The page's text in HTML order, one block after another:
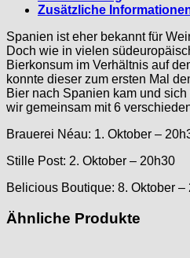
Zusätzliche
Spanien ist eher bekannt für
Doch wie in vielen
Bierkonsum im Verhältnis auf
konnte dieser zum ersten Mal
Bier nach Spanien kam und
wir gemeinsam mit 6
Brauerei Néau: 1. Oktober –
Stille Post: 2. Oktober – 20h30
Belicious Boutique: 8. Oktober –
Ähnliche Produkte